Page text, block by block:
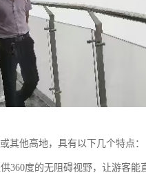
其他高地，具有以下几个特点：
度的无阻碍视野，让游客能